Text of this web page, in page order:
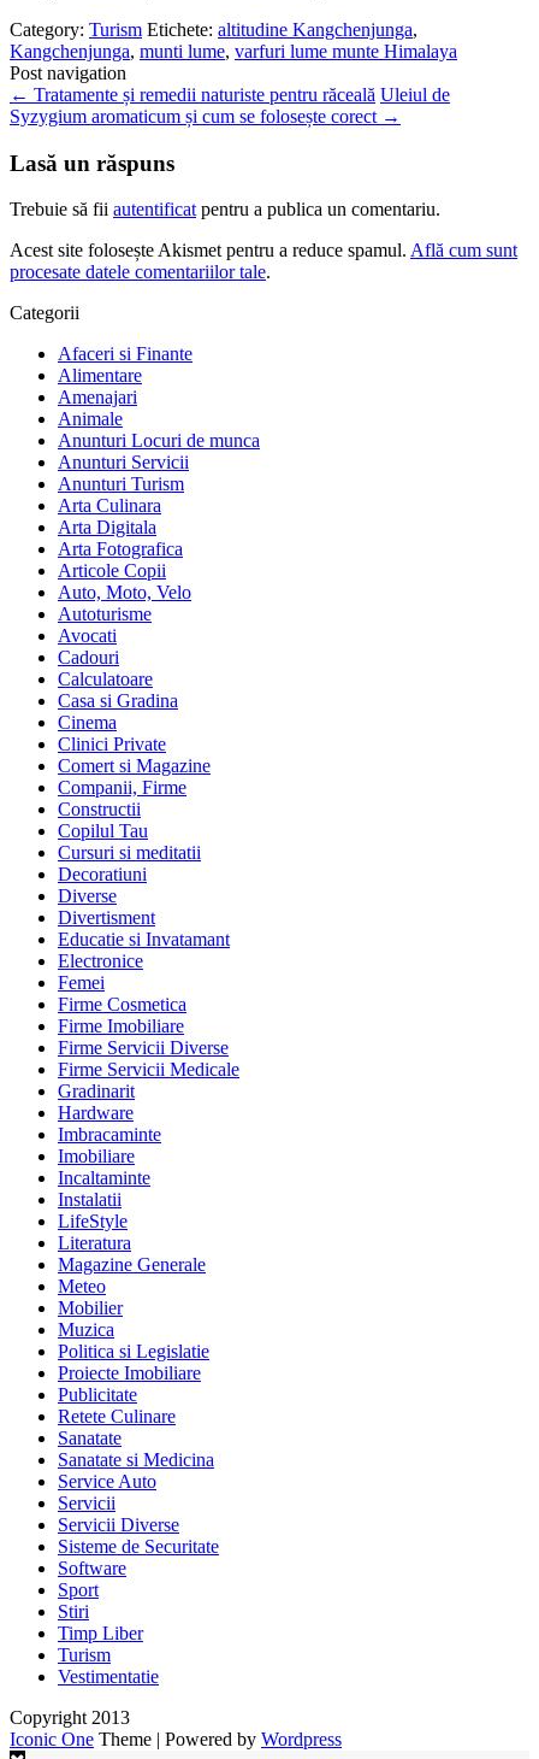
Category: Turism Etichete: altitudine Kangchenjunga,
Kangchenjunga, munti lume, varfuri lume munte Himalaya
Post navigation
← Tratamente și remedii naturiste pentru răceală Uleiul de
Syzygium aromaticum și cum se folosește corect →
Lasă un răspuns
Trebuie să fii autentificat pentru a publica un comentariu.
Acest site folosește Akismet pentru a reduce spamul. Află cum sunt
procesate datele comentariilor tale.
Categorii
Afaceri si Finante
Alimentare
Amenajari
Animale
Anunturi Locuri de munca
Anunturi Servicii
Anunturi Turism
Arta Culinara
Arta Digitala
Arta Fotografica
Articole Copii
Auto, Moto, Velo
Autoturisme
Avocati
Cadouri
Calculatoare
Casa si Gradina
Cinema
Clinici Private
Comert si Magazine
Companii, Firme
Constructii
Copilul Tau
Cursuri si meditatii
Decoratiuni
Diverse
Divertisment
Educatie si Invatamant
Electronice
Femei
Firme Cosmetica
Firme Imobiliare
Firme Servicii Diverse
Firme Servicii Medicale
Gradinarit
Hardware
Imbracaminte
Imobiliare
Incaltaminte
Instalatii
LifeStyle
Literatura
Magazine Generale
Meteo
Mobilier
Muzica
Politica si Legislatie
Proiecte Imobiliare
Publicitate
Retete Culinare
Sanatate
Sanatate si Medicina
Service Auto
Servicii
Servicii Diverse
Sisteme de Securitate
Software
Sport
Stiri
Timp Liber
Turism
Vestimentatie
Copyright 2013
Iconic One Theme | Powered by Wordpress